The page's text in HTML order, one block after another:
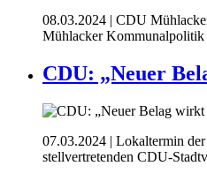
08.03.2024 | CDU
Mühlacker Kommunalpolitik
CDU: „Neuer
07.03.2024 | Lokaltermin
stellvertretenden CDU-